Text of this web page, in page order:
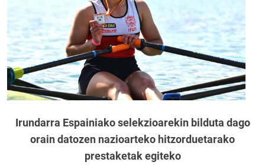
Irundarra Espainiako selekzioarekin bilduta dago
orain datozen nazioarteko hitzorduetarako
prestaketak egiteko